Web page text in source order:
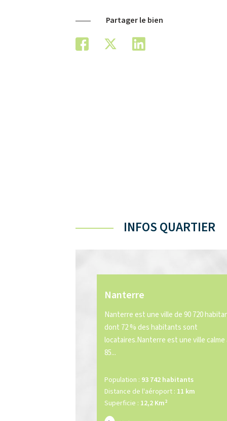
Partager le bien
INFOS QUARTIER
Nanterre
Nanterre est une ville de 90 720
dont 72 % des habitants sont
locataires.Nanterre est une ville calme
85...
Population : 93 742 habitants
Distance de l'aéroport : 11 km
Superficie : 12,2 Km²